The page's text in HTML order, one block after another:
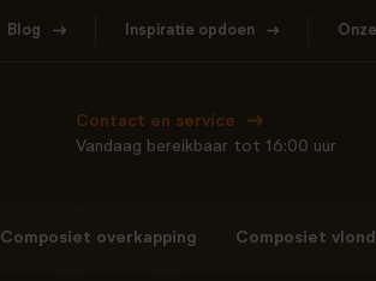
Blog Inspiratie opdoen
Contact en service
Vandaag bereikbaar tot 16:00 uur
Composiet overkapping Composiet